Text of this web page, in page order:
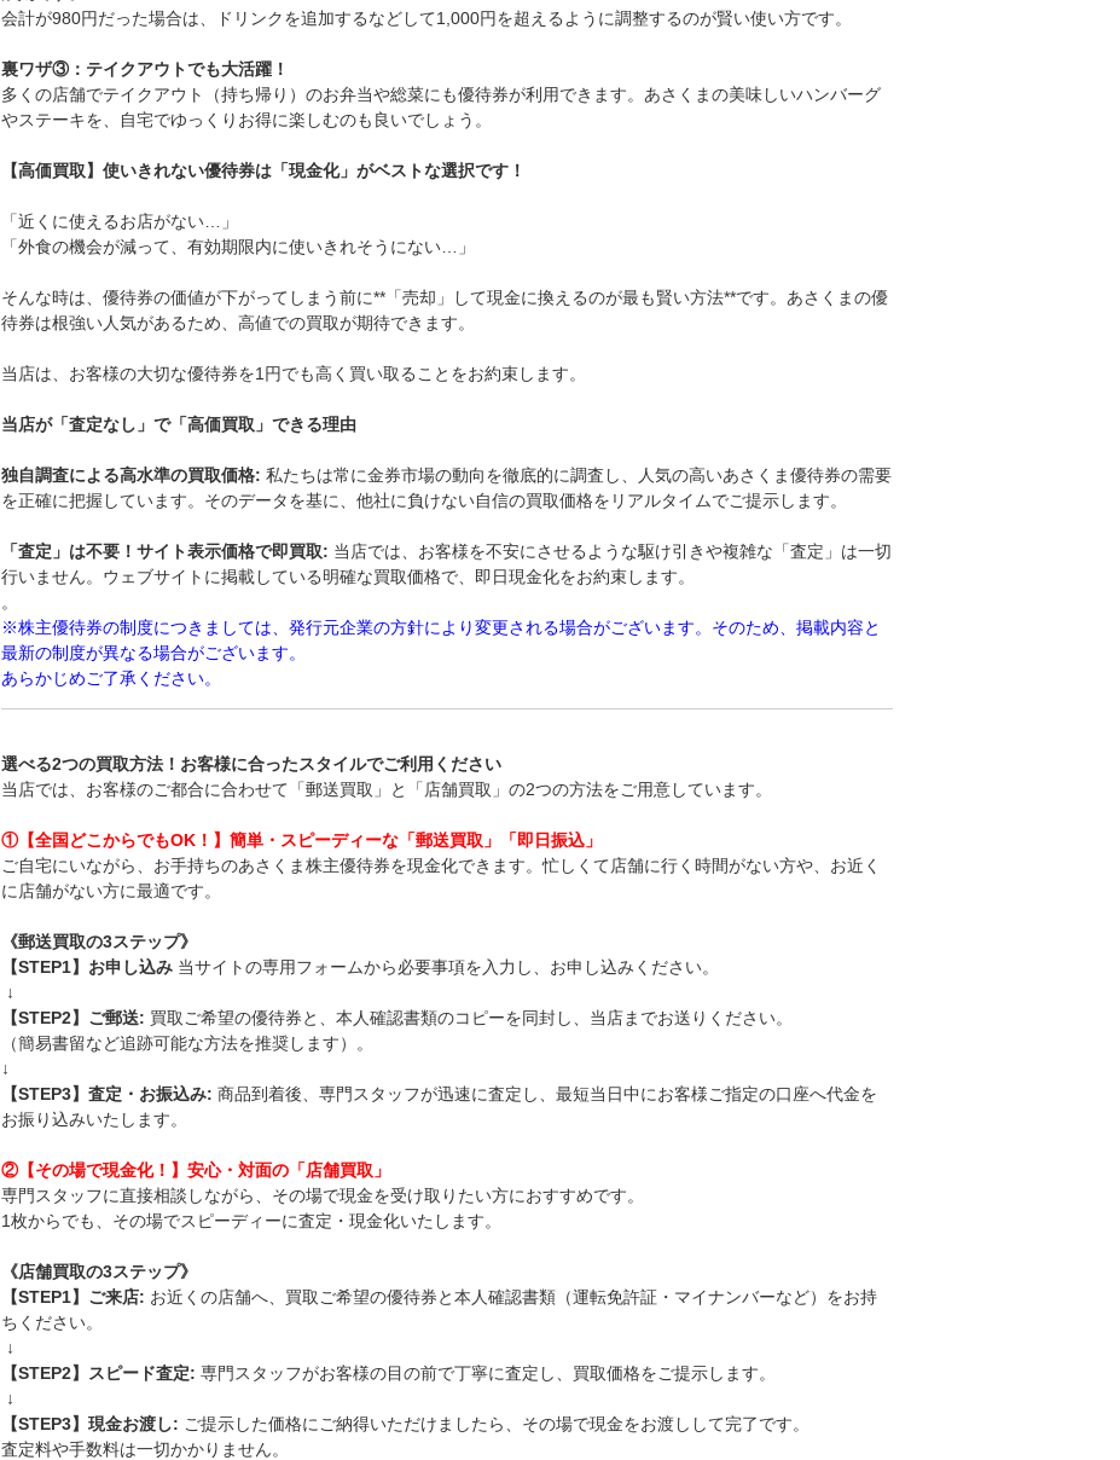
会計が980円だった場合は、ドリンクを追加するなどして1,000円を超えるように調整するのが賢い使い方です。
裏ワザ③：テイクアウトでも大活躍！
多くの店舗でテイクアウト（持ち帰り）のお弁当や総菜にも優待券が利用できます。あさくまの美味しいハンバーグ
やステーキを、自宅でゆっくりお得に楽しむのも良いでしょう。
【高価買取】使いきれない優待券は「現金化」がベストな選択です！
「近くに使えるお店がない…」
「外食の機会が減って、有効期限内に使いきれそうにない…」
そんな時は、優待券の価値が下がってしまう前に**「売却」して現金に換えるのが最も賢い方法**です。あさくまの優
待券は根強い人気があるため、高値での買取が期待できます。
当店は、お客様の大切な優待券を1円でも高く買い取ることをお約束します。
当店が「査定なし」で「高価買取」できる理由
独自調査による高水準の買取価格: 私たちは常に金券市場の動向を徹底的に調査し、人気の高いあさくま優待券の需要
を正確に把握しています。そのデータを基に、他社に負けない自信の買取価格をリアルタイムでご提示します。
「査定」は不要！サイト表示価格で即買取: 当店では、お客様を不安にさせるような駆け引きや複雑な「査定」は一切
行いません。ウェブサイトに掲載している明確な買取価格で、即日現金化をお約束します。
。
※株主優待券の制度につきましては、発行元企業の方針により変更される場合がございます。そのため、掲載内容と
最新の制度が異なる場合がございます。
あらかじめご了承ください。
選べる2つの買取方法！お客様に合ったスタイルでご利用ください
当店では、お客様のご都合に合わせて「郵送買取」と「店舗買取」の2つの方法をご用意しています。
①【全国どこからでもOK！】簡単・スピーディーな「郵送買取」「即日振込」
ご自宅にいながら、お手持ちのあさくま株主優待券を現金化できます。忙しくて店舗に行く時間がない方や、お近く
に店舗がない方に最適です。
《郵送買取の3ステップ》
【STEP1】お申し込み 当サイトの専用フォームから必要事項を入力し、お申し込みください。
↓
【STEP2】ご郵送: 買取ご希望の優待券と、本人確認書類のコピーを同封し、当店までお送りください。
（簡易書留など追跡可能な方法を推奨します）。
↓
【STEP3】査定・お振込み: 商品到着後、専門スタッフが迅速に査定し、最短当日中にお客様ご指定の口座へ代金を
お振り込みいたします。
②【その場で現金化！】安心・対面の「店舗買取」
専門スタッフに直接相談しながら、その場で現金を受け取りたい方におすすめです。
1枚からでも、その場でスピーディーに査定・現金化いたします。
《店舗買取の3ステップ》
【STEP1】 ご来店: お近くの店舗へ、買取ご希望の優待券と本人確認書類（運転免許証・マイナンバーなど）をお持
ちください。
↓
【STEP2】スピード査定: 専門スタッフがお客様の目の前で丁寧に査定し、買取価格をご提示します。
↓
【STEP3】現金お渡し: ご提示した価格にご納得いただけましたら、その場で現金をお渡しして完了です。
査定料や手数料は一切かかりません。